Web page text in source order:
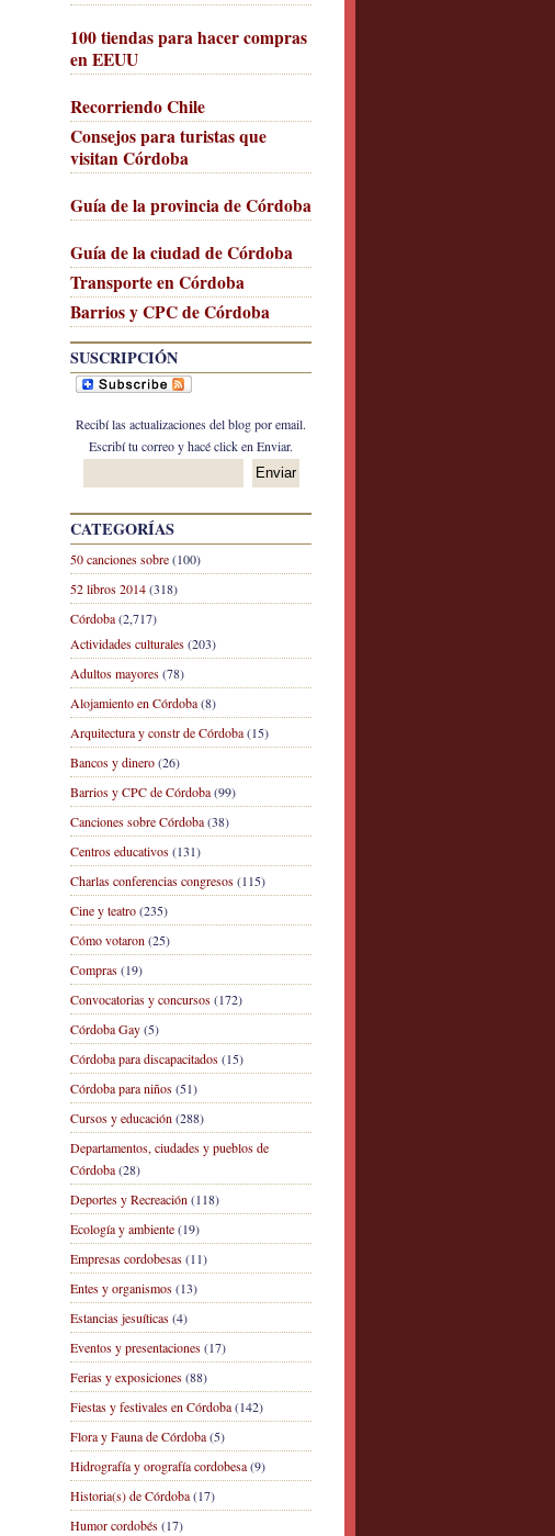
100 tiendas para hacer compras
en EEUU
Recorriendo Chile
Consejos para turistas que
visitan Córdoba
Guía de la provincia de Córdoba
Guía de la ciudad de Córdoba
Transporte en Córdoba
Barrios y CPC de Córdoba
SUSCRIPCIÓN
Recibí las actualizaciones del blog por email.
Escribí tu correo y hacé click en Enviar.
CATEGORÍAS
50 canciones sobre(100)
52 libros 2014(318)
Córdoba(2,717)
Actividades culturales(203)
Adultos mayores(78)
Alojamiento en Córdoba(8)
Arquitectura y constr de Córdoba(15)
Bancos y dinero(26)
Barrios y CPC de Córdoba(99)
Canciones sobre Córdoba(38)
Centros educativos(131)
Charlas conferencias congresos(115)
Cine y teatro(235)
Cómo votaron (25)
Compras(19)
Convocatorias y concursos(172)
Córdoba Gay(5)
Córdoba para discapacitados(15)
Córdoba para niños(51)
Cursos y educación (288)
Departamentos, ciudades y pueblos de
Córdoba(28)
Deportes y Recreación (118)
Ecología y ambiente(19)
Empresas cordobesas(11)
Entes y organismos(13)
Estancias jesuíticas(4)
Eventos y presentaciones(17)
Ferias y exposiciones(88)
Fiestas y festivales en Córdoba(142)
Flora y Fauna de Córdoba(5)
Hidrografía y orografía cordobesa(9)
Historia(s) de Córdoba(17)
Humor cordobés(17)